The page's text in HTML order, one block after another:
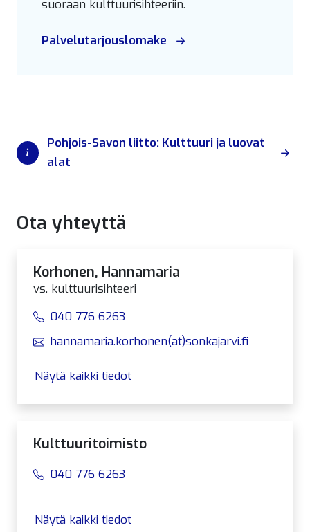
suoraan kulttuurisihteeriin.
Palvelutarjouslomake
Pohjois-Savon liitto: Kulttuuri ja luovat
alat
Ota yhteyttä
Korhonen, Hannamaria
vs. kulttuurisihteeri
040 776 6263
hannamaria.korhonen(at)sonkajarvi.fi
Näytä kaikki tiedot
Kulttuuritoimisto
040 776 6263
Näytä kaikki tiedot